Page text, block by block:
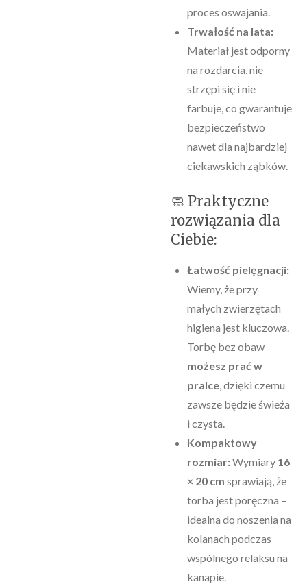
proces oswajania.
Trwałość na lata:
Materiał jest odporny
na rozdarcia, nie
strzępi się i nie
farbuje, co gwarantuje
bezpieczeństwo
nawet dla najbardziej
ciekawskich ząbków.
​🧼 Praktyczne
rozwiązania dla
Ciebie:
Łatwość pielęgnacji:
Wiemy, że przy
małych zwierzętach
higiena jest kluczowa.
Torbę bez obaw
możesz prać w
pralce, dzięki czemu
zawsze będzie świeża
i czysta.
Kompaktowy
rozmiar:Wymiary 16
× 20 cm sprawiają, że
torba jest poręczna –
idealna do noszenia na
kolanach podczas
wspólnego relaksu na
kanapie.